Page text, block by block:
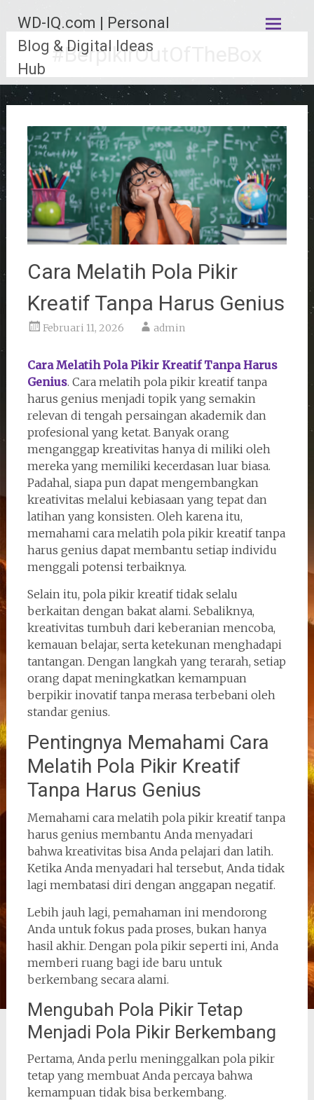
konten
WD-IQ.com | Personal
Blog & Digital Ideas
Hub
#BerpikirOutOfTheBox
Cara Melatih Pola Pikir
Kreatif Tanpa Harus Genius
Februari 11, 2026 admin
Cara Melatih Pola Pikir Kreatif Tanpa Harus
Genius. Cara melatih pola pikir kreatif tanpa
harus genius menjadi topik yang semakin
relevan di tengah persaingan akademik dan
profesional yang ketat. Banyak orang
menganggap kreativitas hanya di miliki oleh
mereka yang memiliki kecerdasan luar biasa.
Padahal, siapa pun dapat mengembangkan
kreativitas melalui kebiasaan yang tepat dan
latihan yang konsisten. Oleh karena itu,
memahami cara melatih pola pikir kreatif tanpa
harus genius dapat membantu setiap individu
menggali potensi terbaiknya.
Selain itu, pola pikir kreatif tidak selalu
berkaitan dengan bakat alami. Sebaliknya,
kreativitas tumbuh dari keberanian mencoba,
kemauan belajar, serta ketekunan menghadapi
tantangan. Dengan langkah yang terarah, setiap
orang dapat meningkatkan kemampuan
berpikir inovatif tanpa merasa terbebani oleh
standar genius.
Pentingnya Memahami Cara
Melatih Pola Pikir Kreatif
Tanpa Harus Genius
Memahami cara melatih pola pikir kreatif tanpa
harus genius membantu Anda menyadari
bahwa kreativitas bisa Anda pelajari dan latih.
Ketika Anda menyadari hal tersebut, Anda tidak
lagi membatasi diri dengan anggapan negatif.
Lebih jauh lagi, pemahaman ini mendorong
Anda untuk fokus pada proses, bukan hanya
hasil akhir. Dengan pola pikir seperti ini, Anda
memberi ruang bagi ide baru untuk
berkembang secara alami.
Mengubah Pola Pikir Tetap
Menjadi Pola Pikir Berkembang
Pertama, Anda perlu meninggalkan pola pikir
tetap yang membuat Anda percaya bahwa
kemampuan tidak bisa berkembang.